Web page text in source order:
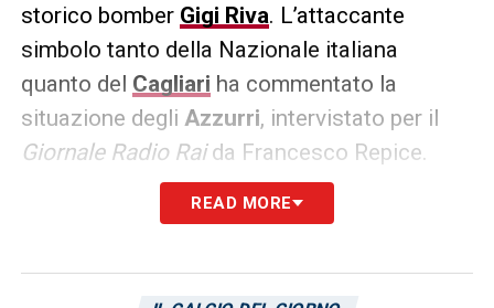
storico bomber Gigi Riva. L’attaccante
simbolo tanto della Nazionale italiana
quanto del Cagliari ha commentato la
situazione degli Azzurri, intervistato per il
Giornale Radio Raida Francesco Repice.
Essi in questo momento risultano sballottati
Roberto Mancinie le
READ MORE